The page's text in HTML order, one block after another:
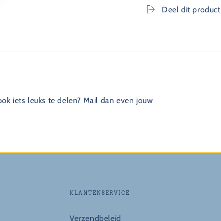
Deel dit product
iets leuks te delen? Mail dan even jouw
KLANTENSERVICE
Verzendbeleid